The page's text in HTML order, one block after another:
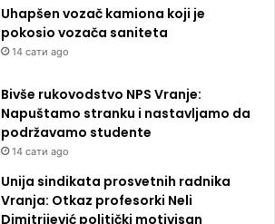
Uhapšen vozač kamiona koji je
pokosio vozača saniteta
14 сати ago
Bivše rukovodstvo NPS Vranje:
Napuštamo stranku i nastavljamo da
podržavamo studente
14 сати ago
Unija sindikata prosvetnih radnika
Vranja: Otkaz profesorki Neli
Dimitrijević politički motivisan